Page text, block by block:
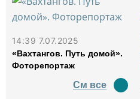
14:39 7.07.2025
«Вахтангов. Путь домой».
Фоторепортаж
См все